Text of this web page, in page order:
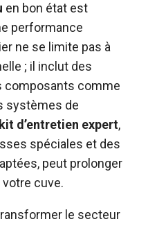
en bon état est
performance
ne se limite pas à
; il inclut des
composants comme
systèmes de
kit d’entretien expert,
spéciales et des
peut prolonger
cuve.
le secteur